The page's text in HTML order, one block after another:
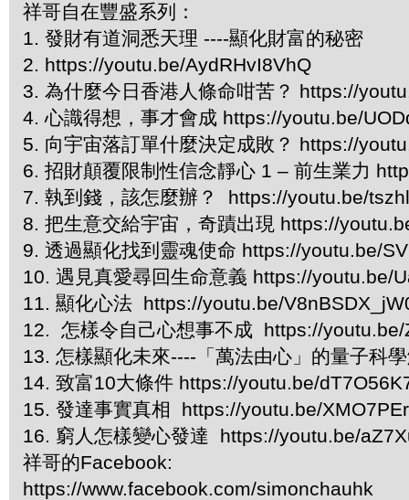
祥哥自在豐盛系列：
1. 發財有道洞悉天理 ----顯化財富的秘密
2. https://youtu.be/AydRHvI8VhQ
3. 為什麼今日香港人條命咁苦？ https://
4. 心識得想，事才會成 https://youtu.be/
5. 向宇宙落訂單什麼決定成敗？ https://
6. 招財顛覆限制性信念靜心 1 – 前生業力
7. 執到錢，該怎麼辦？ https://youtu.be/
8. 把生意交給宇宙，奇蹟出現 https://
9. 透過顯化找到靈魂使命 https://youtu.be/
10. 遇見真愛尋回生命意義 https://youtu.be/
11. 顯化心法 https://youtu.be/
12. 怎樣令自己心想事不成 https://
13. 怎樣顯化未來----「萬法由心」的量子
14. 致富10大條件 https://youtu.be/
15. 發達事實真相 https://youtu.be/
16. 窮人怎樣變心發達 https://youtu.be/
祥哥的Facebook:
https://www.facebook.com/simonchauhk